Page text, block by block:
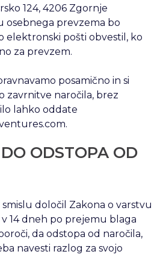
124, 4206 Zgornje
osebnega prevzema bo
elektronski pošti obvestil, ko
za prevzem.
posamično in si
zavrnitve naročila, brez
lahko oddate
ODSTOPA OD
določil Zakona o varstvu
14 dneh po prejemu blaga
da odstopa od naročila,
navesti razlog za svojo